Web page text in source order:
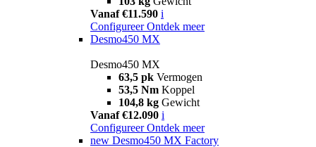
Vanaf €11.590 i
Configureer Ontdek meer
Desmo450 MX
Desmo450 MX
63,5 pk Vermogen
53,5 Nm Koppel
104,8 kg Gewicht
Vanaf €12.090 i
Configureer Ontdek meer
new Desmo450 MX Factory